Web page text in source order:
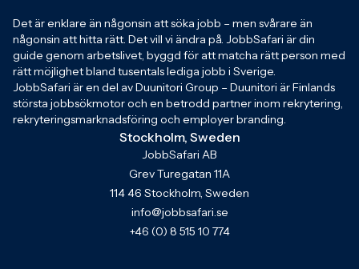
Det är enklare än någonsin att söka jobb – men svårare än
någonsin att hitta rätt. Det vill vi ändra på. JobbSafari är din
guide genom arbetslivet, byggd för att matcha rätt person med
rätt möjlighet bland tusentals lediga jobb i Sverige.
JobbSafari är en del av Duunitori Group – Duunitori är Finlands
största jobbsökmotor och en betrodd partner inom rekrytering,
rekryteringsmarknadsföring och employer branding.
Stockholm, Sweden
JobbSafari AB
Grev Turegatan 11A
114 46 Stockholm, Sweden
info@jobbsafari.se
+46 (0) 8 515 10 774